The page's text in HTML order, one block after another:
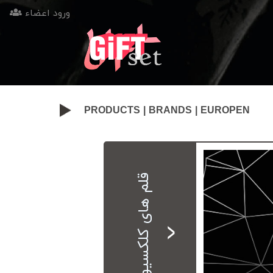
ورود اعضاء
PRODUCTS BRANDS | EUROPEN
قلم های کلکسیونی